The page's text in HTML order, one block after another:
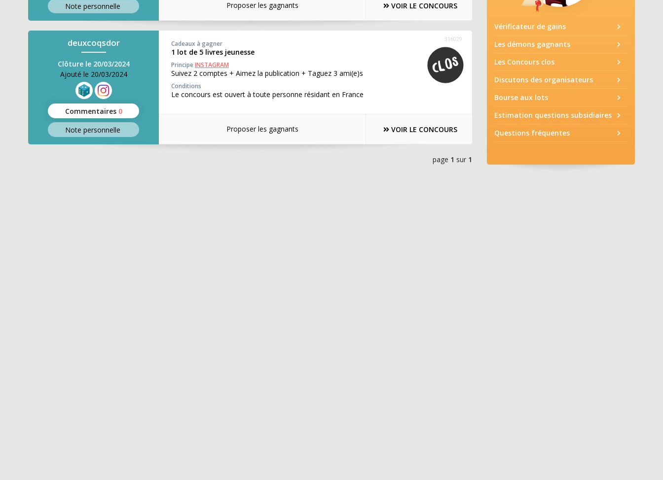
Note personnelle Proposer les gagnants VOIR LE CONCOURS
deuxcoqsdor
Clôture le 20/03/2024
Ajouté le 20/03/2024
Commentaires 0
Note personnelle
316029
Cadeaux à gagner
1 lot de 5 livres jeunesse
PrincipeINSTAGRAM
Suivez 2 comptes + Aimez la publication + Taguez 3 ami(e)s
Conditions
Le concours est ouvert à toute personne résidant en France
Proposer les gagnants VOIR LE CONCOURS
page 1 sur 1
Vérificateur de gains
Les démons gagnants
Les Concours clos
Discutons des organisateurs
Bourse aux lots
Estimation questions subsidiaires
Questions fréquentes